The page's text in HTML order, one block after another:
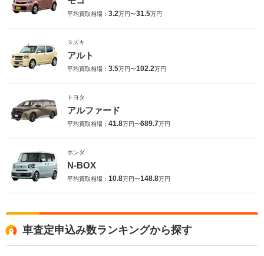
平均買取相場： 3.2万円〜31.5万円
スズキ
アルト
平均買取相場： 3.5万円〜102.2万円
トヨタ
アルファード
平均買取相場： 41.8万円〜689.7万円
ホンダ
N-BOX
平均買取相場： 10.8万円〜148.8万円
車査定申込み数ランキングから探す